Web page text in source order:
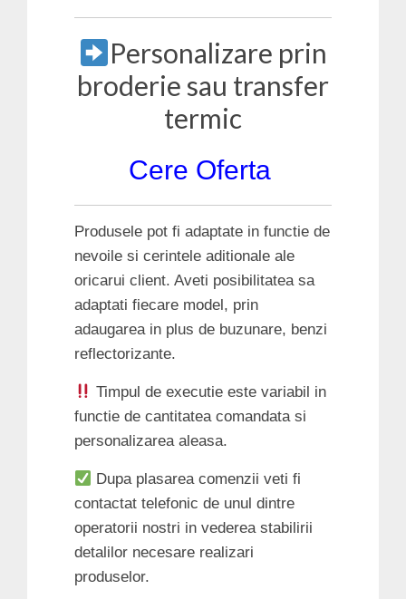
Personalizare prin
broderie sau transfer
termic
Cere Oferta
Produsele pot fi adaptate in functie de
nevoile si cerintele aditionale ale
oricarui client. Aveti posibilitatea sa
adaptati fiecare model, prin
adaugarea in plus de buzunare, benzi
reflectorizante.
Timpul de executie este variabil in
functie de cantitatea comandata si
personalizarea aleasa.
Dupa plasarea comenzii veti fi
contactat telefonic de unul dintre
operatorii nostri in vederea stabilirii
detalilor necesare realizari
produselor.